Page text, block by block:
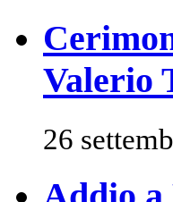
Valerio
26